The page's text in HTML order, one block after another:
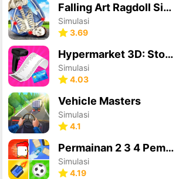
Falling Art Ragdoll Simulator
Simulasi
3.69
Hypermarket 3D: Store Cashier
Simulasi
4.03
Vehicle Masters
Simulasi
4.1
Permainan 2 3 4 Pemain
Simulasi
4.19